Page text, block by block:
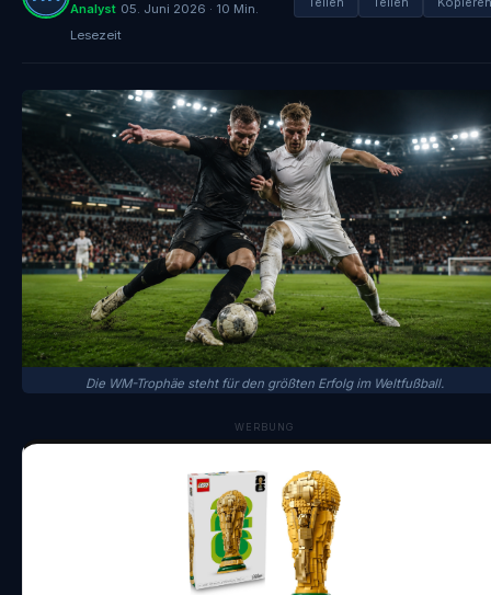
Analyst 05. Juni 2026 · 10 Min.
Lesezeit
Die WM-Trophäe steht für den größten Erfolg im Weltfußball.
WERBUNG